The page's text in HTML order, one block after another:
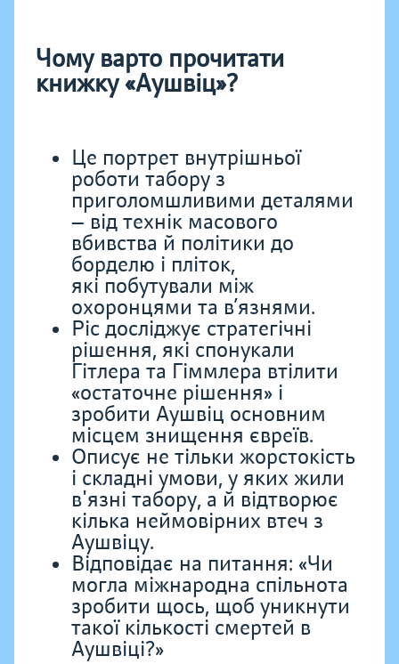
Чому варто прочитати
книжку «Аушвіц»?
Це портрет внутрішньої
роботи табору з
приголомшливими деталями
— від технік масового
вбивства й політики до
борделю і пліток,
які побутували між
охоронцями та в’язнями.
Ріс досліджує стратегічні
рішення, які спонукали
Гітлера та Гіммлера втілити
«остаточне рішення» і
зробити Аушвіц основним
місцем знищення євреїв.
Описує не тільки жорстокість
і складні умови, у яких жили
в'язні табору, а й відтворює
кілька неймовірних втеч з
Аушвіцу.
Відповідає на питання: «Чи
могла міжнародна спільнота
зробити щось, щоб уникнути
такої кількості смертей в
Аушвіці?»